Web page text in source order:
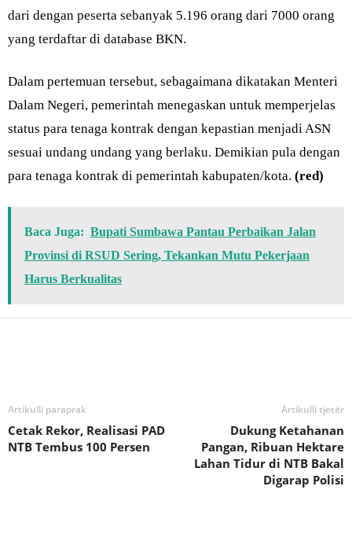
dari dengan peserta sebanyak 5.196 orang dari 7000 orang
yang terdaftar di database BKN.
Dalam pertemuan tersebut, sebagaimana dikatakan Menteri
Dalam Negeri, pemerintah menegaskan untuk memperjelas
status para tenaga kontrak dengan kepastian menjadi ASN
sesuai undang undang yang berlaku. Demikian pula dengan
para tenaga kontrak di pemerintah kabupaten/kota. (red)
Baca Juga: Bupati Sumbawa Pantau Perbaikan Jalan
Provinsi di RSUD Sering, Tekankan Mutu Pekerjaan
Harus Berkualitas
Artikulli paraprak
Cetak Rekor, Realisasi PAD
NTB Tembus 100 Persen
Artikulli tjetër
Dukung Ketahanan
Pangan, Ribuan Hektare
Lahan Tidur di NTB Bakal
Digarap Polisi